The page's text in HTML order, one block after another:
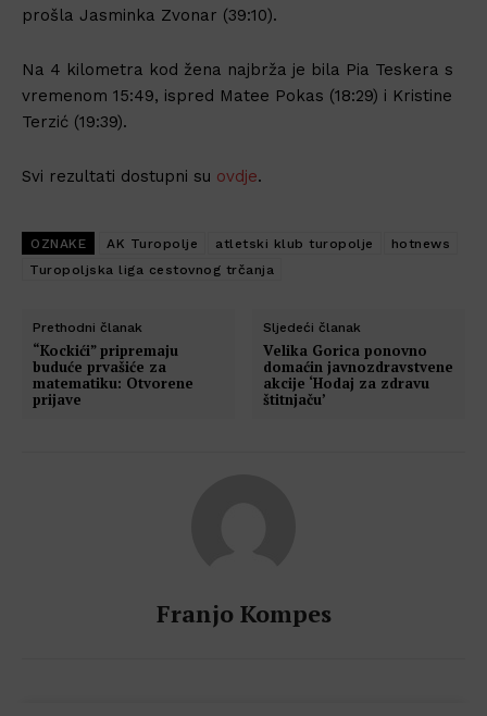
prošla Jasminka Zvonar (39:10).
Na 4 kilometra kod žena najbrža je bila Pia Teskera s
vremenom 15:49, ispred Matee Pokas (18:29) i Kristine
Terzić (19:39).
Svi rezultati dostupni su ovdje.
OZNAKE AK Turopolje atletski klub turopolje
hotnews
Turopoljska liga cestovnog trčanja
Prethodni članak
“Kockići” pripremaju
buduće prvašiće za
matematiku: Otvorene
prijave
Sljedeći članak
Velika Gorica ponovno
domaćin javnozdravstvene
akcije ‘Hodaj za zdravu
štitnjaču’
Franjo Kompes